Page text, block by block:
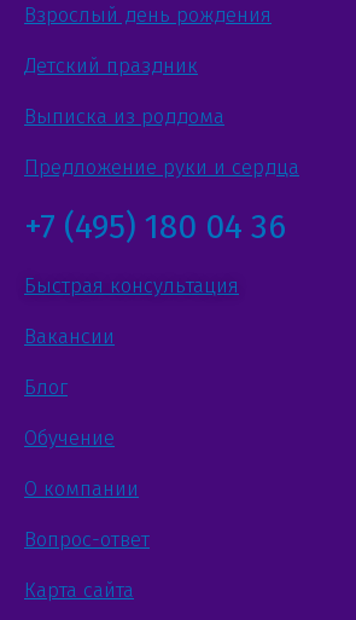
Взрослый день рождения
Детский праздник
Выписка из роддома
Предложение руки и сердца
+7 (495) 180 04 36
Быстрая консультация
Вакансии
Блог
Обучение
О компании
Вопрос-ответ
Карта сайта